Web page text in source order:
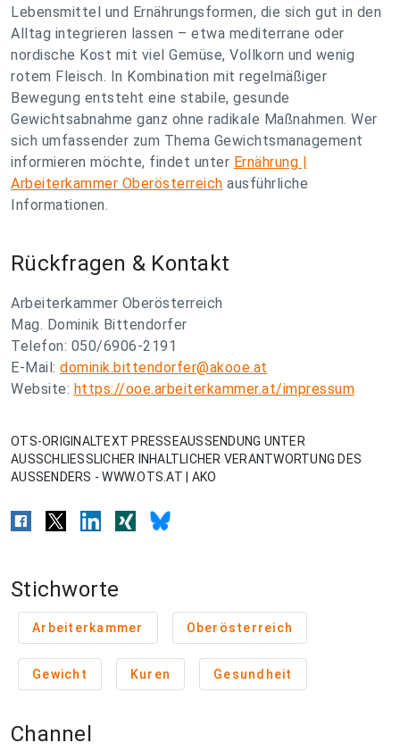
Lebensmittel und Ernährungsformen, die sich gut in den
Alltag integrieren lassen – etwa mediterrane oder
nordische Kost mit viel Gemüse, Vollkorn und wenig
rotem Fleisch. In Kombination mit regelmäßiger
Bewegung entsteht eine stabile, gesunde
Gewichtsabnahme ganz ohne radikale Maßnahmen. Wer
sich umfassender zum Thema Gewichtsmanagement
informieren möchte, findet unter Ernährung |
Arbeiterkammer Oberösterreich ausführliche
Informationen.
Rückfragen & Kontakt
Arbeiterkammer Oberösterreich
Mag. Dominik Bittendorfer
Telefon: 050/6906-2191
E-Mail: dominik.bittendorfer@akooe.at
Website: https://ooe.arbeiterkammer.at/impressum
OTS-ORIGINALTEXT PRESSEAUSSENDUNG UNTER
AUSSCHLIESSLICHER INHALTLICHER VERANTWORTUNG DES
AUSSENDERS - WWW.OTS.AT | AKO
Stichworte
Arbeiterkammer Oberösterreich
Gewicht Kuren Gesundheit
Channel